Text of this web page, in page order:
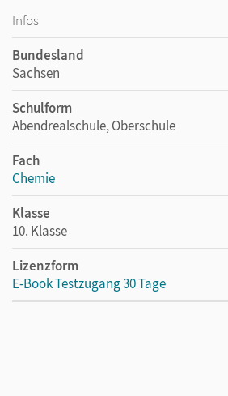
Infos
Bundesland
Sachsen
Schulform
Abendrealschule, Oberschule
Fach
Chemie
Klasse
10. Klasse
Lizenzform
E-Book Testzugang 30 Tage